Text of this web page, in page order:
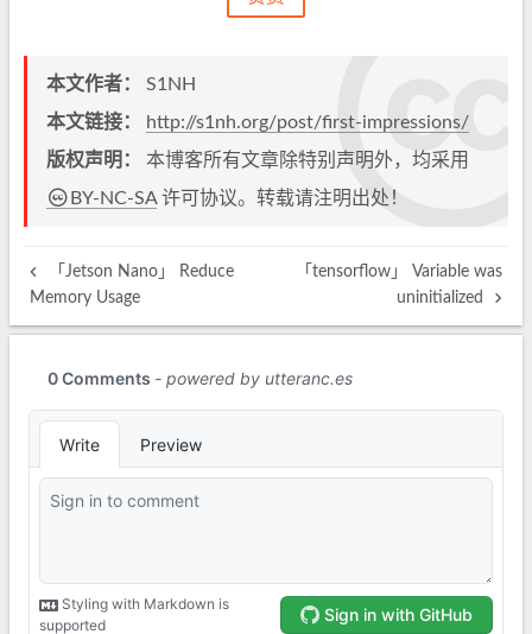
本文作者： S1NH
本文链接：
http://s1nh.org/post/first-impressions/
版权声明： 本博客所有文章除特别声明外，均采用
BY-NC-SA许可协议。转载请注明出处！
「Jetson Nano」 Reduce
Memory Usage
「tensorflow」 Variable was
uninitialized